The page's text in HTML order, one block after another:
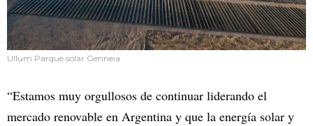
Ullum Parque solar Genneia
“Estamos muy orgullosos de continuar liderando el
mercado renovable en Argentina y que la energía solar y